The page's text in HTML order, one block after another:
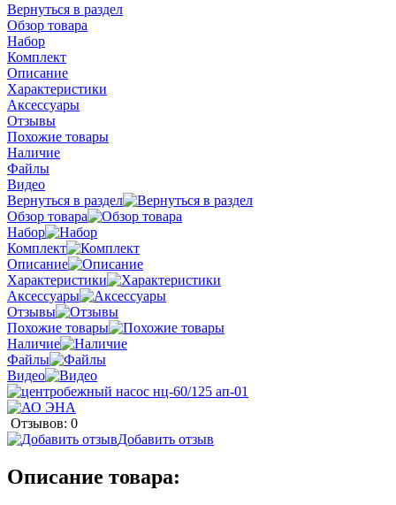
Вернуться в раздел
Обзор товара
Набор
Комплект
Описание
Характеристики
Аксессуары
Отзывы
Похожие товары
Наличие
Файлы
Видео
Вернуться в раздел
Обзор товара
Набор
Комплект
Описание
Характеристики
Аксессуары
Отзывы
Похожие товары
Наличие
Файлы
Видео
Отзывов: 0
Добавить отзыв
Описание товара: